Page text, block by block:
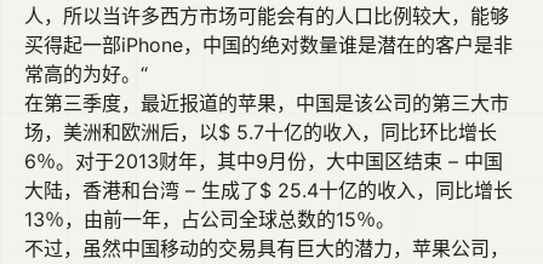
人，所以当许多西方市场可能会有的人口比例较大，能够
买得起一部iPhone，中国的绝对数量谁是潜在的客户是非
常高的为好。“
在第三季度，最近报道的苹果，中国是该公司的第三大市
场，美洲和欧洲后，以$ 5.7十亿的收入，同比环比增长
6％。对于2013财年，其中9月份，大中国区结束 – 中国
大陆，香港和台湾 – 生成了$ 25.4十亿的收入，同比增长
13％，由前一年，占公司全球总数的15％。
不过，虽然中国移动的交易具有巨大的潜力，苹果公司，